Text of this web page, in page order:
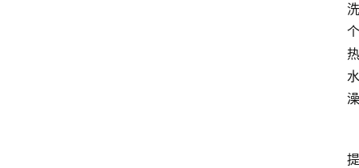
洗
个
热
水
澡
提